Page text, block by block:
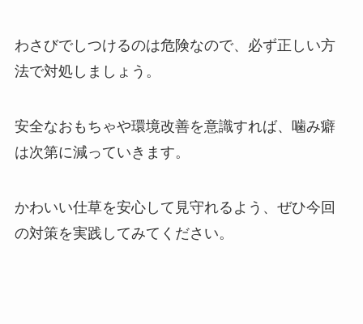
わさびでしつけるのは危険なので、必ず正しい方
法で対処しましょう。
安全なおもちゃや環境改善を意識すれば、噛み癖
は次第に減っていきます。
かわいい仕草を安心して見守れるよう、ぜひ今回
の対策を実践してみてください。